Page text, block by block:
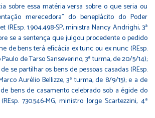
sobre essa matéria versa sobre o que seria ou
merecedora" do beneplácito do Poder
(REsp. 1.904.498-SP, ministra Nancy Andrighi, 3ª
se a sentença que julgou procedente o pedido
de bens terá eficácia ex tunc ou ex nunc (REsp.
Paulo de Tarso Sanseverino, 3ª turma, de 20/5/14);
se partilhar os bens de pessoas casadas (REsp.
Marco Aurélio Bellizze, 3ª turma, de 8/9/15); e a de
bens de casamento celebrado sob a égide do
730.546-MG, ministro Jorge Scartezzini, 4ª